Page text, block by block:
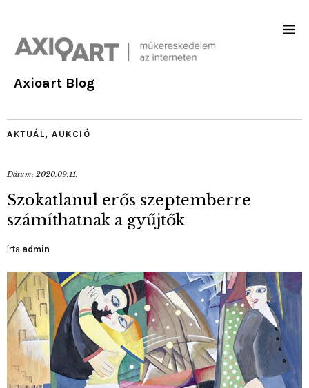
Axioart Blog
AKTUÁL, AUKCIÓ
Dátum: 2020.09.11.
Szokatlanul erős szeptemberre
számíthatnak a gyűjtők
írta admin